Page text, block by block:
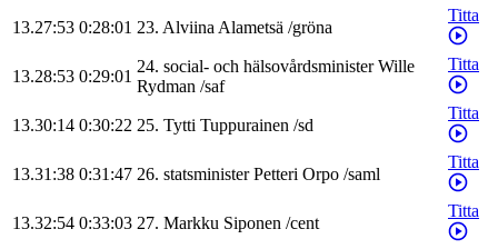
13.27:53 0:28:01 23. AlviinaAlametsä /gröna
Titta
13.28:53 0:29:01
24. social- och hälsovårdsminister Wille
Rydman /saf
Titta
13.30:14 0:30:22 25. Tytti Tuppurainen /sd
Titta
13.31:38 0:31:47 26. statsminister Petteri Orpo /saml
Titta
13.32:54 0:33:03 27. Markku Siponen /cent
Titta